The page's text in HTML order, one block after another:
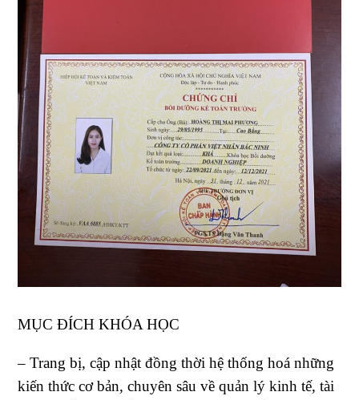
MỤC ĐÍCH KHÓA HỌC
– Trang bị, cập nhật đồng thời hệ thống hoá những
kiến thức cơ bản, chuyên sâu về quản lý kinh tế, tài